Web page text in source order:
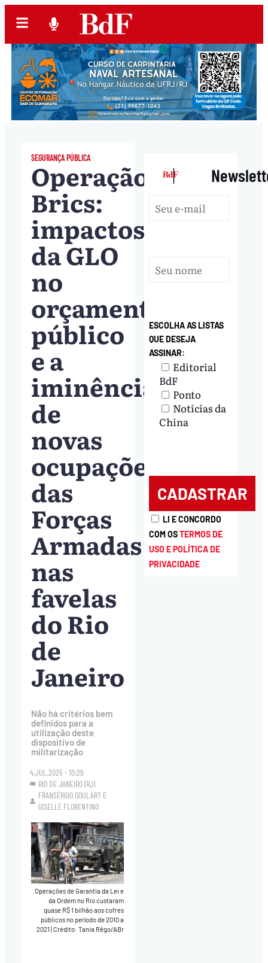
SEGURANÇA PÚBLICA
Operação
Brics:
impactos
da GLO
no
orçamento
público
e a
iminência
de
novas
ocupações
das
Forças
Armadas
nas
favelas
do Rio
de
Janeiro
Não há critérios bem
definidos para a
utilização deste
dispositivo de
militarização
4.JUL.2025 - 10:29
RIO DE JANEIRO (RJ)
FRANSÉRGIO GOULART E
GISELLE FLORENTINO
Operações de Garantia da Lei e
da Ordem no Rio custaram
quase R$ 1 bilhão aos cofres
públicos no período de 2010 a
2021 Crédito: Tania Rêgo/ABr
|
ESCOLHA AS LISTAS
QUE DESEJA
ASSINAR:
Editorial
BdF
Ponto
Notícias da
China
LI E CONCORDO
COM OSTERMOS DE
USO E POLÍTICA DE
PRIVACIDADE